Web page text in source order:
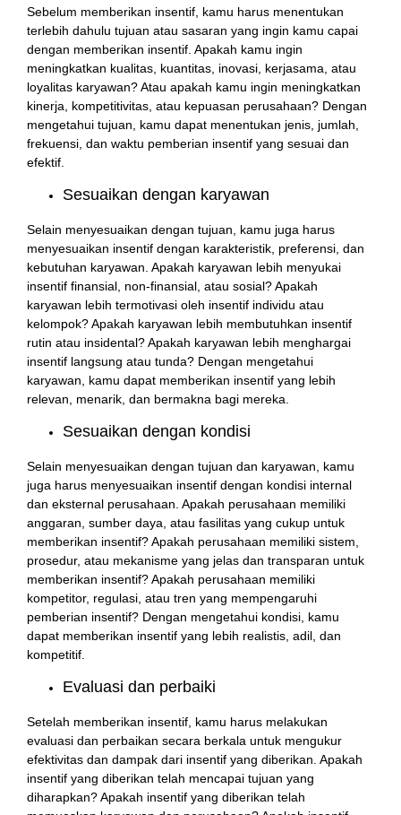
Sebelum memberikan insentif, kamu harus menentukan
terlebih dahulu tujuan atau sasaran yang ingin kamu capai
dengan memberikan insentif. Apakah kamu ingin
meningkatkan kualitas, kuantitas, inovasi, kerjasama, atau
loyalitas karyawan? Atau apakah kamu ingin meningkatkan
kinerja, kompetitivitas, atau kepuasan perusahaan? Dengan
mengetahui tujuan, kamu dapat menentukan jenis, jumlah,
frekuensi, dan waktu pemberian insentif yang sesuai dan
efektif.
Sesuaikan dengan karyawan
Selain menyesuaikan dengan tujuan, kamu juga harus
menyesuaikan insentif dengan karakteristik, preferensi, dan
kebutuhan karyawan. Apakah karyawan lebih menyukai
insentif finansial, non-finansial, atau sosial? Apakah
karyawan lebih termotivasi oleh insentif individu atau
kelompok? Apakah karyawan lebih membutuhkan insentif
rutin atau insidental? Apakah karyawan lebih menghargai
insentif langsung atau tunda? Dengan mengetahui
karyawan, kamu dapat memberikan insentif yang lebih
relevan, menarik, dan bermakna bagi mereka.
Sesuaikan dengan kondisi
Selain menyesuaikan dengan tujuan dan karyawan, kamu
juga harus menyesuaikan insentif dengan kondisi internal
dan eksternal perusahaan. Apakah perusahaan memiliki
anggaran, sumber daya, atau fasilitas yang cukup untuk
memberikan insentif? Apakah perusahaan memiliki sistem,
prosedur, atau mekanisme yang jelas dan transparan untuk
memberikan insentif? Apakah perusahaan memiliki
kompetitor, regulasi, atau tren yang mempengaruhi
pemberian insentif? Dengan mengetahui kondisi, kamu
dapat memberikan insentif yang lebih realistis, adil, dan
kompetitif.
Evaluasi dan perbaiki
Setelah memberikan insentif, kamu harus melakukan
evaluasi dan perbaikan secara berkala untuk mengukur
efektivitas dan dampak dari insentif yang diberikan. Apakah
insentif yang diberikan telah mencapai tujuan yang
diharapkan? Apakah insentif yang diberikan telah